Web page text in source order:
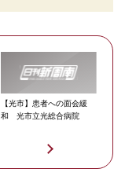
【光市】患者への面会緩
和 光市立光総合病院